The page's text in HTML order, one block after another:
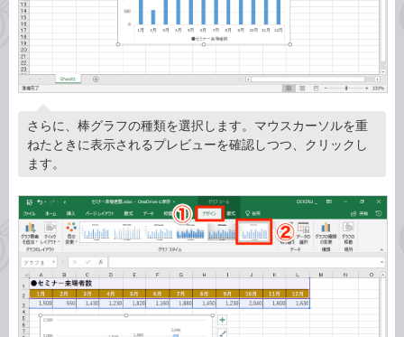
さらに、棒グラフの種類を選択します。マウスカーソルを重
ねたときに表示されるプレビューを確認しつつ、クリックし
ます。